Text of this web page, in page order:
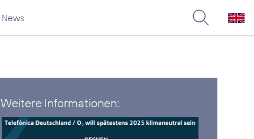
News
Weitere Informationen: